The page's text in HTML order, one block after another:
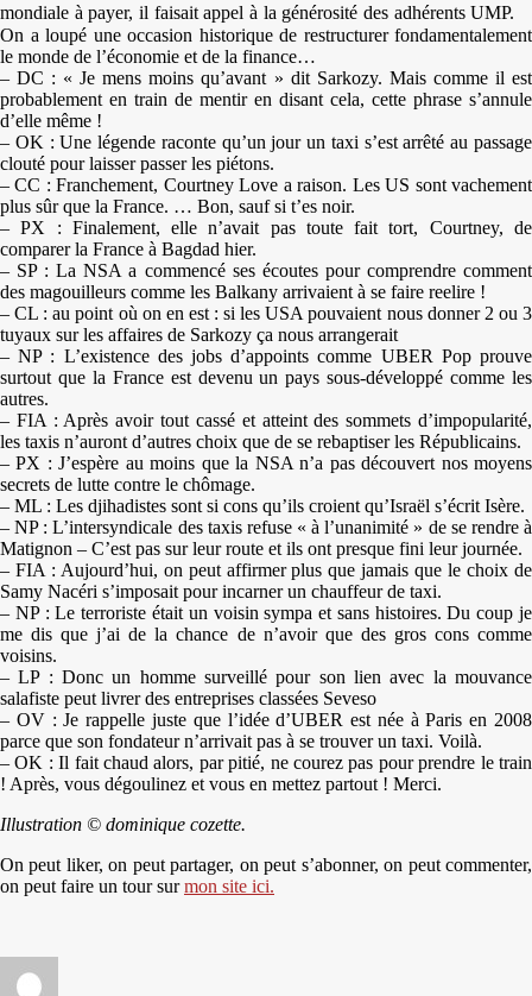
mondiale à payer, il faisait appel à la générosité des adhérents UMP.
On a loupé une occasion historique de restructurer fondamentalement
le monde de l’économie et de la finance…
– DC : « Je mens moins qu’avant » dit Sarkozy. Mais comme il est
probablement en train de mentir en disant cela, cette phrase s’annule
d’elle même !
– OK : Une légende raconte qu’un jour un taxi s’est arrêté au passage
clouté pour laisser passer les piétons.
– CC : Franchement, Courtney Love a raison. Les US sont vachement
plus sûr que la France. … Bon, sauf si t’es noir.
– PX : Finalement, elle n’avait pas toute fait tort, Courtney, de
comparer la France à Bagdad hier.
– SP : La NSA a commencé ses écoutes pour comprendre comment
des magouilleurs comme les Balkany arrivaient à se faire reelire !
– CL : au point où on en est : si les USA pouvaient nous donner 2 ou 3
tuyaux sur les affaires de Sarkozy ça nous arrangerait
– NP : L’existence des jobs d’appoints comme UBER Pop prouve
surtout que la France est devenu un pays sous-développé comme les
autres.
– FIA : Après avoir tout cassé et atteint des sommets d’impopularité,
les taxis n’auront d’autres choix que de se rebaptiser les Républicains.
– PX : J’espère au moins que la NSA n’a pas découvert nos moyens
secrets de lutte contre le chômage.
– ML : Les djihadistes sont si cons qu’ils croient qu’Israël s’écrit Isère.
– NP : L’intersyndicale des taxis refuse « à l’unanimité » de se rendre à
Matignon – C’est pas sur leur route et ils ont presque fini leur journée.
– FIA : Aujourd’hui, on peut affirmer plus que jamais que le choix de
Samy Nacéri s’imposait pour incarner un chauffeur de taxi.
– NP : Le terroriste était un voisin sympa et sans histoires. Du coup je
me dis que j’ai de la chance de n’avoir que des gros cons comme
voisins.
– LP : Donc un homme surveillé pour son lien avec la mouvance
salafiste peut livrer des entreprises classées Seveso
– OV : Je rappelle juste que l’idée d’UBER est née à Paris en 2008
parce que son fondateur n’arrivait pas à se trouver un taxi. Voilà.
– OK : Il fait chaud alors, par pitié, ne courez pas pour prendre le train
! Après, vous dégoulinez et vous en mettez partout ! Merci.
Illustration © dominique cozette.
On peut liker, on peut partager, on peut s’abonner, on peut commenter,
on peut faire un tour surmon site ici.